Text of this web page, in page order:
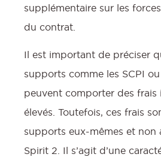
supplémentaire sur les
du contrat.
Il est important de préciser
supports comme les SCPI
peuvent comporter des frais
élevés. Toutefois, ces frais
supports eux-mêmes et non
Spirit 2. Il s’agit d’une